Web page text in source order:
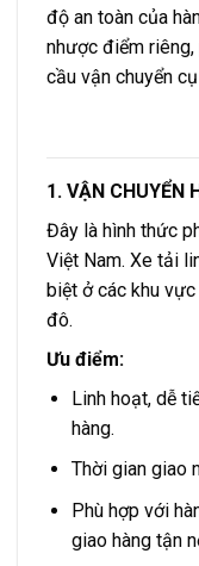
độ an toàn của
nhược điểm
cầu vận chuyển
1. VẬN CHUYỂN
Đây là hình thức
Việt Nam. Xe tải
biệt ở các khu
đô.
Ưu điểm:
Linh hoạt, dễ
hàng.
Thời gian giao
Phù hợp với
giao hàng tận